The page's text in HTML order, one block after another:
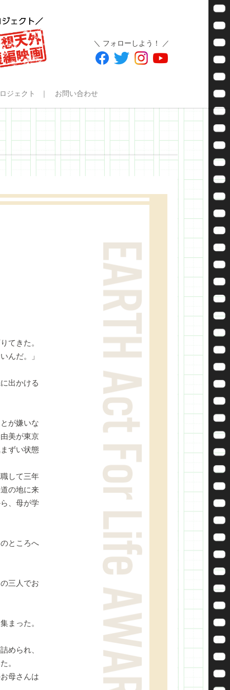
＼ フォローしよう！ ／
ジェクト お問い合わせ
てきた。
んだ。」
出かける
が嫌いな
美が東京
ずい状態
して三年
の地に来
、母が学
ところへ
三人でお
まった。
められ、
。
母さんは